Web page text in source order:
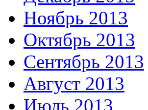
Ноябрь 2013
Октябрь 2013
Сентябрь 2013
Август 2013
Июль 2013